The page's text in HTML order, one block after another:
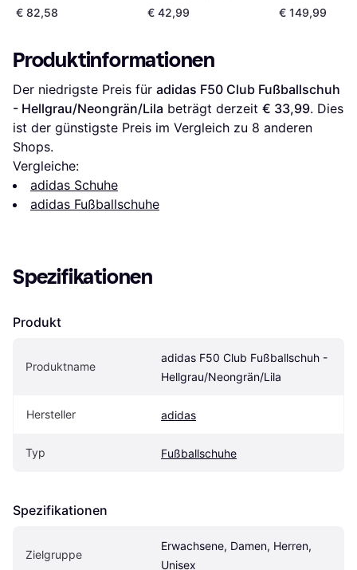
- Cloud White/Solar
€ 82,58
Fußballschuhe - Team
Solar Yellow/Core
€ 42,99
White/Solar
€ 149,99
Produktinformationen
Der niedrigste Preis für adidas F50 Club Fußballschuh
- Hellgrau/Neongrän/Lila beträgt derzeit € 33,99. Dies
ist der günstigste Preis im Vergleich zu 8 anderen
Shops.
Vergleiche:
adidas Schuhe
adidas Fußballschuhe
Spezifikationen
Produkt
Produktname
adidas F50 Club Fußballschuh -
Hellgrau/Neongrän/Lila
Hersteller adidas
Typ Fußballschuhe
Spezifikationen
Zielgruppe
Erwachsene, Damen, Herren,
Unisex